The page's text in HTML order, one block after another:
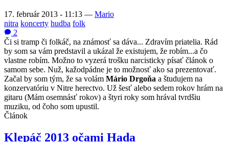
17. február 2013 - 11:13 — Mario
nitra koncerty hudba folk
2
Či si tramp či folkáč, na známosť sa dáva... Zdravím priatelia. Rád
by som sa vám predstavil a ukázal že existujem, že robím...a čo
vlastne robím. Možno to vyzerá trošku narcisticky písať článok o
samom sebe. Nuž, kažodpádne je to možnosť ako sa prezentovať.
Začal by som tým, že sa volám Mário Drgoňa a študujem na
konzervatóriu v Nitre herectvo. Už šesť alebo sedem rokov hrám na
gitaru (Mám osemnásť rokov) a štyri roky som hrával tvrdšiu
muziku, od čoho som upustil.
Článok
Klepáč 2013 očami Hada